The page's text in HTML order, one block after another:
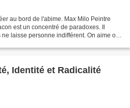
au bord de l'abime. Max Milo Peintre
est un concentré de paradoxes. Il
laisse personne indifférent. On aime ou
Identité et Radicalité